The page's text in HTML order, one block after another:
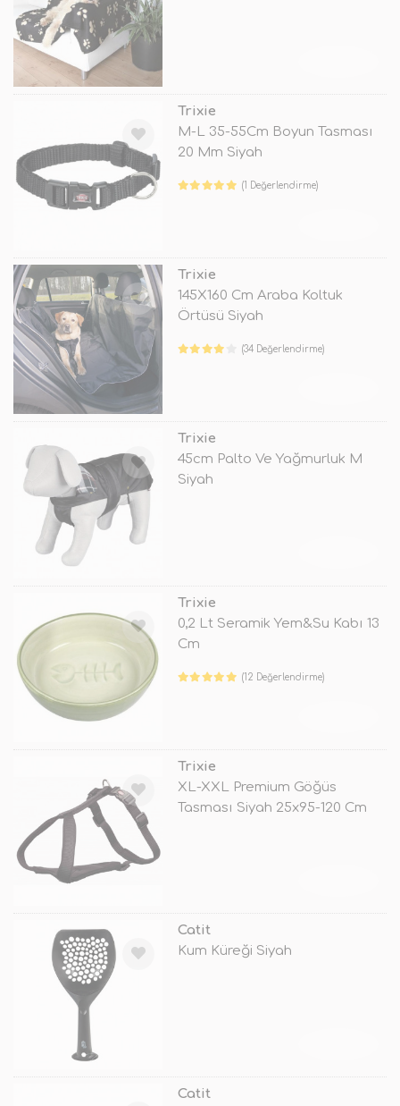
Trixie
M-L 35-55Cm Boyun Tasması
20 Mm Siyah
(1 Değerlendirme)
Trixie
145X160 Cm Araba Koltuk
Örtüsü Siyah
(34 Değerlendirme)
Trixie
45cm Palto Ve Yağmurluk M
Siyah
Trixie
0,2 Lt Seramik Yem&Su Kabı 13
Cm
(12 Değerlendirme)
Trixie
XL-XXL Premium Göğüs
Tasması Siyah 25x95-120 Cm
Catit
Kum Küreği Siyah
Catit